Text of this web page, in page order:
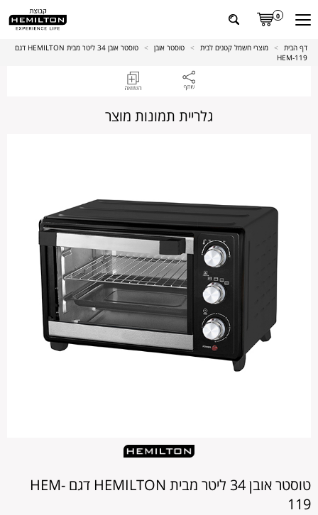
0
דף הבית > מוצרי חשמל קטנים לבית > טוסטר אובן >
טוסטר אובן 34 ליטר מבית HEMILTON דגם
HEM-119
טוסטר אובן 34 ליטר מבית HEMILTON דגם HEM-
119
גלריית תמונות מוצר